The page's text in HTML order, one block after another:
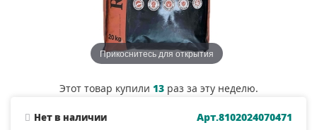
Прикоснитесь для открытия
Этот товар купили 13раз за эту неделю.
Нет в наличии
Арт.8102024070471